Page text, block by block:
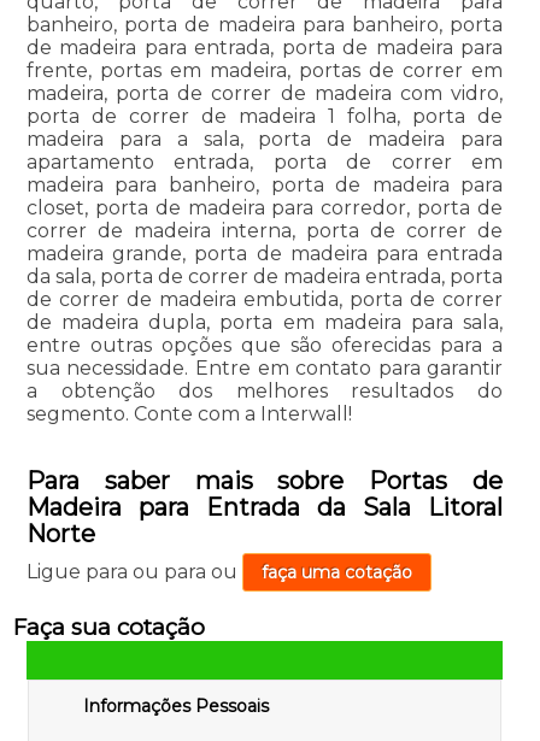
banheiro, porta de madeira para banheiro, porta
de madeira para entrada, porta de madeira para
frente, portas em madeira, portas de correr em
madeira, porta de correr de madeira com vidro,
porta de correr de madeira 1 folha, porta de
madeira para a sala, porta de madeira para
apartamento entrada, porta de correr em
madeira para banheiro, porta de madeira para
closet, porta de madeira para corredor, porta de
correr de madeira interna, porta de correr de
madeira grande, porta de madeira para entrada
da sala, porta de correr de madeira entrada, porta
de correr de madeira embutida, porta de correr
de madeira dupla, porta em madeira para sala,
entre outras opções que são oferecidas para a
sua necessidade. Entre em contato para garantir
a obtenção dos melhores resultados do
segmento. Conte com a Interwall!
Para saber mais sobre Portas de
Madeira para Entrada da Sala Litoral
Norte
Ligue para ou para ou faça uma cotação
Faça sua cotação
Informações Pessoais